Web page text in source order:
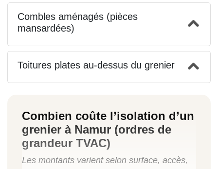
Combles aménagés (pièces
mansardées)
Toitures plates au-dessus du grenier
Combien coûte l’isolation d’un
grenier à Namur (ordres de
grandeur TVAC)
Les montants varient selon surface, accès,